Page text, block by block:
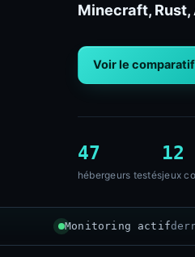
Minecraft, Rust,
Voir le
47
hébergeurs testés
12
jeux
Monitoring actif